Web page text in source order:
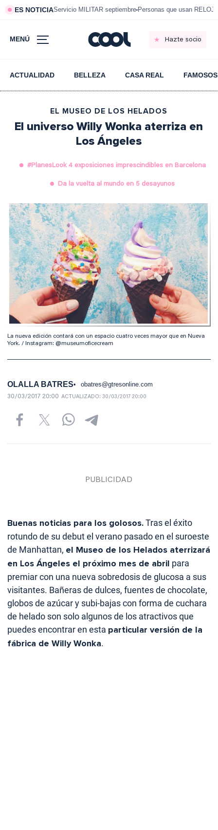
ES NOTICIAServicio MILITAR septiembre Personas que usan RELOJ
MENÚ Hazte socio
ACTUALIDAD BELLEZA CASA REAL FAMOSOS
EL MUSEO DE LOS HELADOS
El universo Willy Wonka aterriza en
Los Ángeles
#PlanesLook 4 exposiciones imprescindibles en Barcelona
Da la vuelta al mundo en 5 desayunos
La nueva edición contará con un espacio cuatro veces mayor que en Nueva
York. / Instagram: @museumoficecream
OLALLA BATRES obatres@gtresonline.com
30/03/2017 20:00 ACTUALIZADO: 30/03/2017 20:00
Buenas noticias para los golosos.Tras el éxito
rotundo de su debut el verano pasado en el suroeste
de Manhattan, el Museo de los Helados aterrizará
en Los Ángeles el próximo mes de abril para
premiar con una nueva sobredosis de glucosa a sus
visitantes. Bañeras de dulces, fuentes de chocolate,
globos de azúcar y subi-bajas con forma de cuchara
de helado son solo algunos de los atractivos que
puedes encontrar en esta particular versión de la
fábrica de Willy Wonka.